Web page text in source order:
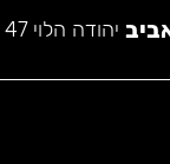
יהודה הלוי 47